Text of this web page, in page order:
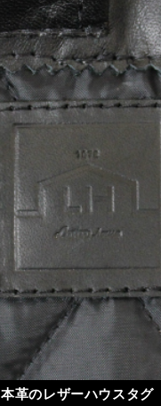
本革のレザーハウスタグ